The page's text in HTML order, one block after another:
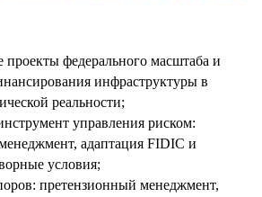
проекты федерального масштаба и
инфраструктуры в
реальности;
управления риском:
адаптация FIDIC и
условия;
претензионный менеджмент,